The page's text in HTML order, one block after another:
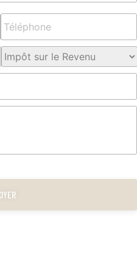
Téléphone *
Impôt
sur
le